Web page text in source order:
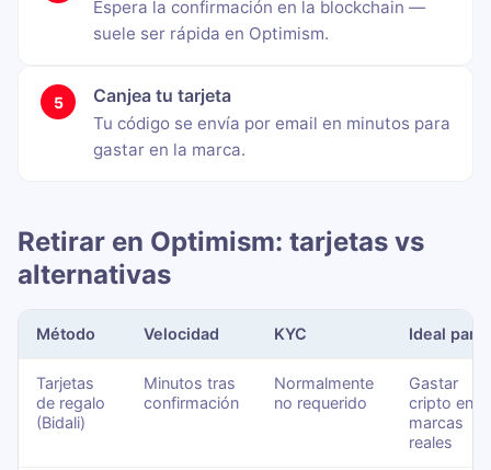
Espera la confirmación en la blockchain —
suele ser rápida en Optimism.
Canjea tu tarjeta
Tu código se envía por email en minutos para
gastar en la marca.
Retirar en Optimism: tarjetas vs
alternativas
Método Velocidad KYC Ideal para
Tarjetas
de regalo
(Bidali)
Minutos tras
confirmación
Normalmente
no requerido
Gastar
cripto en
marcas
reales